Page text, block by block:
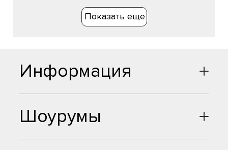
Показать еще
Шоурумы
Информация